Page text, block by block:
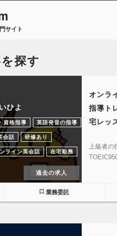
サイト
探す
ひよ
資格指導 英語発音の指導
会話 研修あり
ライン英会話 在宅勤務
過去の求人
オンラ
指導ト
宅レッ
上級者の
業務委託